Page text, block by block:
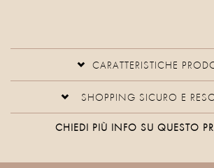
CARATTERISTICHE
SHOPPING SICURO E
CHIEDI PIÙ INFO SU QUESTO